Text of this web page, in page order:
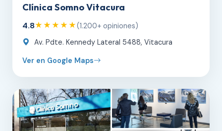
Clínica Somno Vitacura
4.8★★★★★(1.200+ opiniones)
Av. Pdte. Kennedy Lateral 5488, Vitacura
Ver en Google Maps